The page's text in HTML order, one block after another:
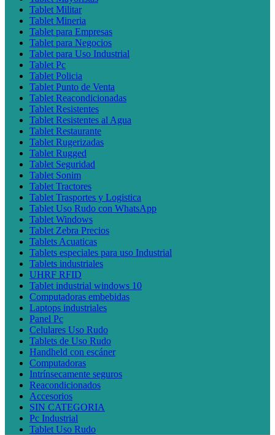
Tablet Militar
Tablet Mineria
Tablet para Empresas
Tablet para Negocios
Tablet para Uso Industrial
Tablet Pc
Tablet Policia
Tablet Punto de Venta
Tablet Reacondicionadas
Tablet Resistentes
Tablet Resistentes al Agua
Tablet Restaurante
Tablet Rugerizadas
Tablet Rugged
Tablet Seguridad
Tablet Sonim
Tablet Tractores
Tablet Trasportes y Logistica
Tablet Uso Rudo con WhatsApp
Tablet Windows
Tablet Zebra Precios
Tablets Acuaticas
Tablets especiales para uso Industrial
Tablets industriales
UHRF RFID
Tablet industrial windows 10
Computadoras embebidas
Laptops industriales
Panel Pc
Celulares Uso Rudo
Tablets de Uso Rudo
Handheld con escáner
Computadoras
Intrínsecamente seguros
Reacondicionados
Accesorios
SIN CATEGORIA
Pc Industrial
Tablet Uso Rudo